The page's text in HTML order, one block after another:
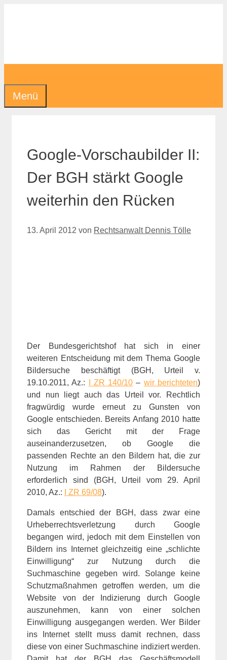
Menü
Google-Vorschaubilder II:
Der BGH stärkt Google
weiterhin den Rücken
13. April 2012 von Rechtsanwalt Dennis Tölle
Der Bundesgerichtshof hat sich in einer
weiteren Entscheidung mit dem Thema Google
Bildersuche beschäftigt (BGH, Urteil v.
19.10.2011, Az.:
I ZR 140/10 – wir berichteten)
und nun liegt auch das Urteil vor. Rechtlich
fragwürdig wurde erneut zu Gunsten von
Google entschieden. Bereits Anfang 2010 hatte
sich das Gericht mit der Frage
auseinanderzusetzen, ob Google die
passenden Rechte an den Bildern hat, die zur
Nutzung im Rahmen der Bildersuche
erforderlich sind (BGH, Urteil vom 29. April
2010, Az.:
I ZR 69/08).
Damals entschied der BGH, dass zwar eine
Urheberrechtsverletzung durch Google
begangen wird, jedoch mit dem Einstellen von
Bildern ins Internet gleichzeitig eine „schlichte
Einwilligung“ zur Nutzung durch die
Suchmaschine gegeben wird. Solange keine
Schutzmaßnahmen getroffen werden, um die
Website von der Indizierung durch Google
auszunehmen, kann von einer solchen
Einwilligung ausgegangen werden. Wer Bilder
ins Internet stellt muss damit rechnen, dass
diese von einer Suchmaschine indiziert werden.